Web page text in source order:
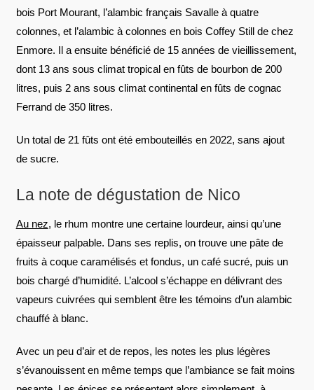
bois Port Mourant, l’alambic français Savalle à quatre
colonnes, et l’alambic à colonnes en bois Coffey Still de chez
Enmore. Il a ensuite bénéficié de 15 années de vieillissement,
dont 13 ans sous climat tropical en fûts de bourbon de 200
litres, puis 2 ans sous climat continental en fûts de cognac
Ferrand de 350 litres.
Un total de 21 fûts ont été embouteillés en 2022, sans ajout
de sucre.
La note de dégustation de Nico
Au nez, le rhum montre une certaine lourdeur, ainsi qu’une
épaisseur palpable. Dans ses replis, on trouve une pâte de
fruits à coque caramélisés et fondus, un café sucré, puis un
bois chargé d’humidité. L’alcool s’échappe en délivrant des
vapeurs cuivrées qui semblent être les témoins d’un alambic
chauffé à blanc.
Avec un peu d’air et de repos, les notes les plus légères
s’évanouissent en même temps que l’ambiance se fait moins